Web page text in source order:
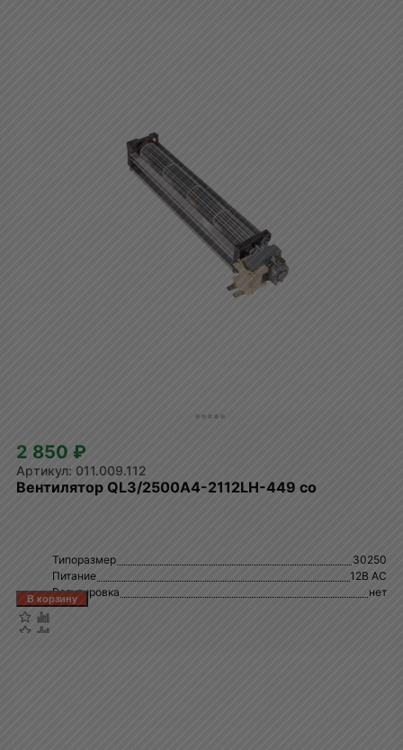
2 850 ₽
011.009.112
Вентилятор QL3/2500A4-2112LH-449 co
Типоразмер
30250
Питание
12В AC
Регулировка
нет